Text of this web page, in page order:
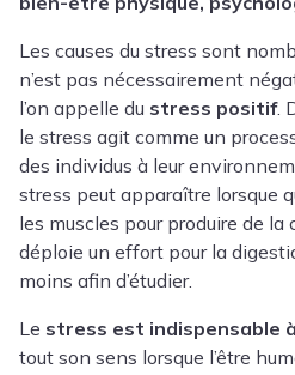
Les causes du stress sont
n’est pas nécessairement
l’on appelle du stress positif.
le stress agit comme un
des individus à leur
stress peut apparaître lorsque
les muscles pour produire de la
déploie un effort pour la
moins afin d’étudier.
Le stress est indispensable
tout son sens lorsque l’être